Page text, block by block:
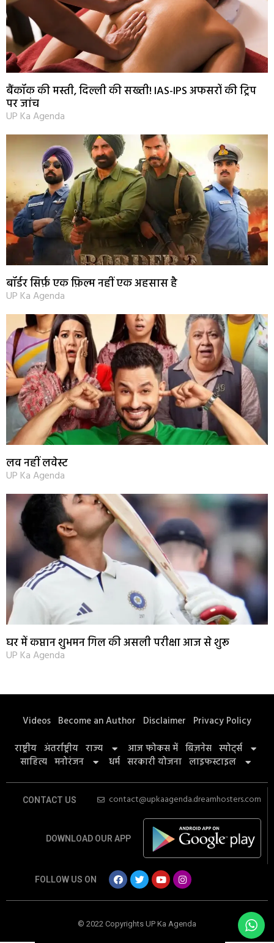
बैंकॉक की मस्ती, दिल्ली की सख्ती! IAS-IPS अफसरों की ट्रिप
पर जांच
UP Ka Agenda
बॉर्डर सिर्फ़ एक फ़िल्म नहीं एक अहसास है
UP Ka Agenda
लव नहीं लवेस्ट
UP Ka Agenda
घर में कप्तान शुभमन गिल की असली परीक्षा आज से शुरू
UP Ka Agenda
Videos Become an Author Disclaimer Privacy Policy
राष्ट्रीय अंतर्राष्ट्रीय राज्य आज फोकस में बिज़नेस स्पोर्ट्स
साहित्य मनोरंजन धर्म सरकारी योजना लाइफस्टाइल
CONTACT US contact@upkaagenda.dreamhosters.com
DOWNLOAD OUR APP
FOLLOW US ON
© 2022 Copyrights UP Ka Agenda